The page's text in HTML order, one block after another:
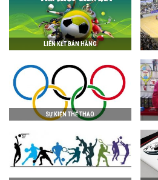
LIÊN KẾT BÁN HÀNG
SỰ KIỆN THỂ THAO